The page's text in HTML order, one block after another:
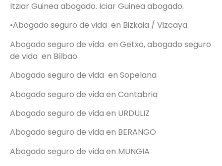
Itziar Guinea abogado. Iciar Guinea abogado.
•Abogado seguro de vida en Bizkaia / Vizcaya.
Abogado seguro de vida en Getxo, abogado seguro
de vida en Bilbao
Abogado seguro de vida en Sopelana
Abogado seguro de vida en Cantabria
Abogado seguro de vida en URDULIZ
Abogado seguro de vida en BERANGO
Abogado seguro de vida en MUNGIA